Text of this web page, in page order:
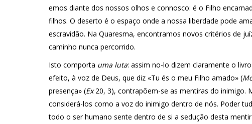
emos diante dos nossos olhos e connosco: é o Filho
filhos. O deserto é o espaço onde a nossa liberdade pode
escravidão. Na Quaresma, encontramos novos critérios de
caminho nunca percorrido.
Isto comporta uma luta: assim no-lo dizem claramente o
efeito, à voz de Deus, que diz «Tu és o meu Filho amado» (Mc
presença» (Ex20, 3), contrapõem-se as mentiras do inimigo.
considerá-los como a voz do inimigo dentro de nós. Poder
todo o ser humano sente dentro de si a sedução desta